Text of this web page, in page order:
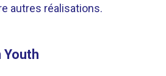
autres réalisations.
Youth